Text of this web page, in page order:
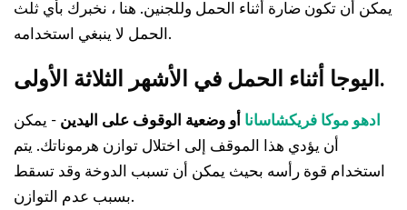
يمكن أن تكون ضارة أثناء الحمل وللجنين. هنا ، نخبرك بأي ثلث
الحمل لا ينبغي استخدامه.
اليوجا أثناء الحمل في الأشهر الثلاثة الأولى.
ادهو موكا فريكشاسانا أو وضعية الوقوف على اليدين - يمكن
أن يؤدي هذا الموقف إلى اختلال توازن هرموناتك. يتم
استخدام قوة رأسه بحيث يمكن أن تسبب الدوخة وقد تسقط
بسبب عدم التوازن.